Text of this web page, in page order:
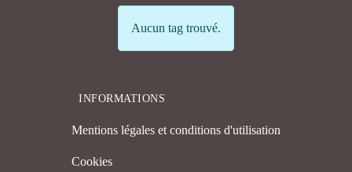
Info
Aucun tag trouvé.
INFORMATIONS
Mentions légales et conditions d'utilisation
Cookies